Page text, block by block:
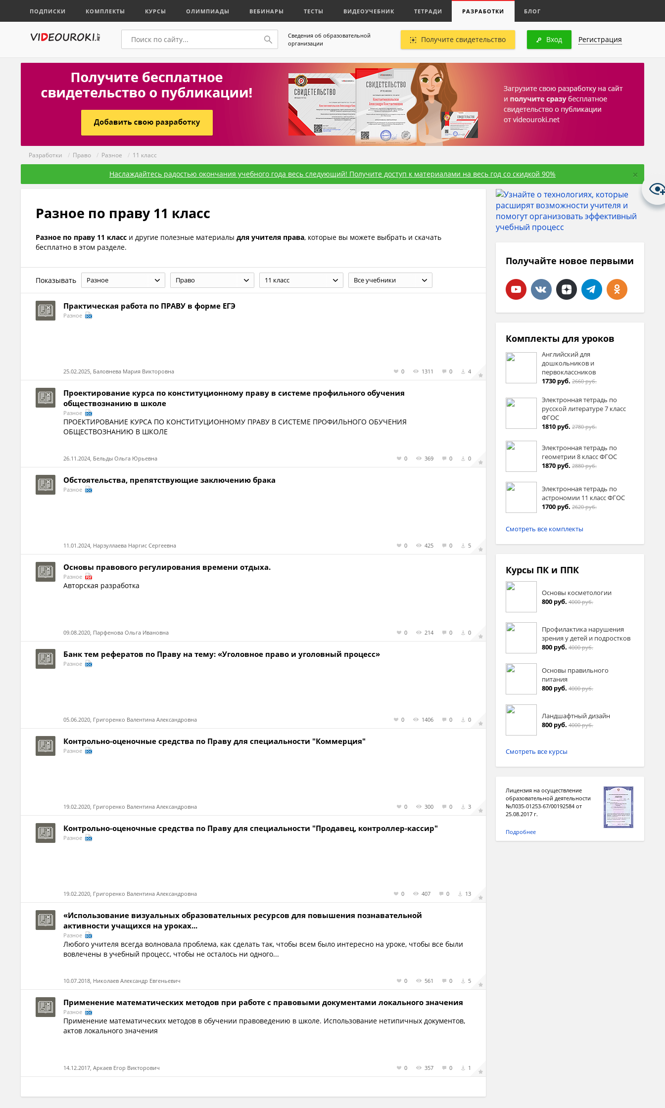
ПОДПИСКИ КОМПЛЕКТЫ КУРСЫ ОЛИМПИАДЫ ВЕБИНАРЫ ТЕСТЫ ВИДЕОУЧЕБНИК ТЕТРАДИ РАЗРАБОТКИ БЛОГ
Сведения об образовательной
организации
Получите свидетельство Вход Регистрация
Разработки / Право / Разное / 11 класс
Наслаждайтесь радостью окончания учебного года весь следующий! Получите доступ к материалами на весь год со скидкой 90% ×
Разное по праву 11 класс
Разное по праву 11 класс и другие полезные материалы для учителя права, которые вы можете выбрать и скачать
бесплатно в этом разделе.
Показывать Разное Право 11 класс Все учебники
Практическая работа по ПРАВУ в форме ЕГЭ
Разное
25.02.2025, Баловнева Мария Викторовна 0 1311 0 4
Проектирование курса по конституционному праву в системе профильного обучения
обществознанию в школе
Разное
ПРОЕКТИРОВАНИЕ КУРСА ПО КОНСТИТУЦИОННОМУ ПРАВУ В СИСТЕМЕ ПРОФИЛЬНОГО ОБУЧЕНИЯ
ОБЩЕСТВОЗНАНИЮ В ШКОЛЕ
26.11.2024, Бельды Ольга Юрьевна 0 369 0 0
Обстоятельства, препятствующие заключению брака
Разное
11.01.2024, Нарзуллаева Наргис Сергеевна 0 425 0 5
Основы правового регулирования времени отдыха.
Разное
Авторская разработка
09.08.2020, Парфенова Ольга Ивановна 0 214 0 0
Банк тем рефератов по Праву на тему: «Уголовное право и уголовный процесс»
Разное
05.06.2020, Григоренко Валентина Александровна 0 1406 0 0
Контрольно-оценочные средства по Праву для специальности "Коммерция"
Разное
19.02.2020, Григоренко Валентина Александровна 0 300 0 3
Контрольно-оценочные средства по Праву для специальности "Продавец, контроллер-кассир"
Разное
19.02.2020, Григоренко Валентина Александровна 0 407 0 13
«Использование визуальных образовательных ресурсов для повышения познавательной
активности учащихся на уроках...
Разное
Любого учителя всегда волновала проблема, как сделать так, чтобы всем было интересно на уроке, чтобы все были
вовлечены в учебный процесс, чтобы не осталось ни одного...
10.07.2018, Николаев Александр Евгеньевич 0 561 0 5
Применение математических методов при работе с правовыми документами локального значения
Разное
Применение математических методов в обучении правоведению в школе. Использование нетипичных документов,
актов локального значения
14.12.2017, Аркаев Егор Викторович 0 357 0 1
Получайте новое первыми
Комплекты для уроков
Английский для
дошкольников и
первоклассников
1730 руб. 2660 руб.
Электронная тетрадь по
русской литературе 7 класс
ФГОС
1810 руб. 2780 руб.
Электронная тетрадь по
геометрии 8 класс ФГОС
1870 руб. 2880 руб.
Электронная тетрадь по
астрономии 11 класс ФГОС
1700 руб. 2620 руб.
Смотреть все комплекты
Курсы ПК и ППК
Основы косметологии
800 руб. 4000 руб.
Профилактика нарушения
зрения у детей и подростков
800 руб. 4000 руб.
Основы правильного
питания
800 руб. 4000 руб.
Ландшафтный дизайн
800 руб. 4000 руб.
Смотреть все курсы
Лицензия на осуществление
образовательной деятельности
№Л035-01253-67/00192584 от
25.08.2017 г.
Подробнее